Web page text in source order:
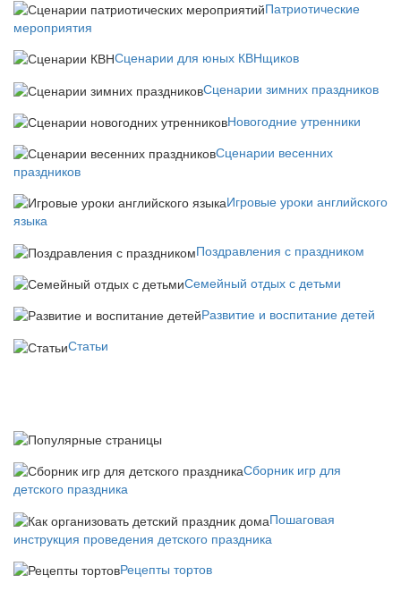
Патриотические
мероприятия
Сценарии для юных КВНщиков
Сценарии зимних праздников
Новогодние утренники
Сценарии весенних
праздников
Игровые уроки английского
языка
Поздравления с праздником
Семейный отдых с детьми
Развитие и воспитание детей
Статьи
Сборник игр для
детского праздника
Пошаговая
инструкция проведения детского праздника
Рецепты тортов